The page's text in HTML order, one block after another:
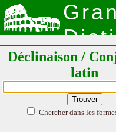
Déclinaison /
latin
Chercher dans les